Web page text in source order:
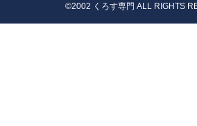
©2002 くろす専門 ALL RIGHTS